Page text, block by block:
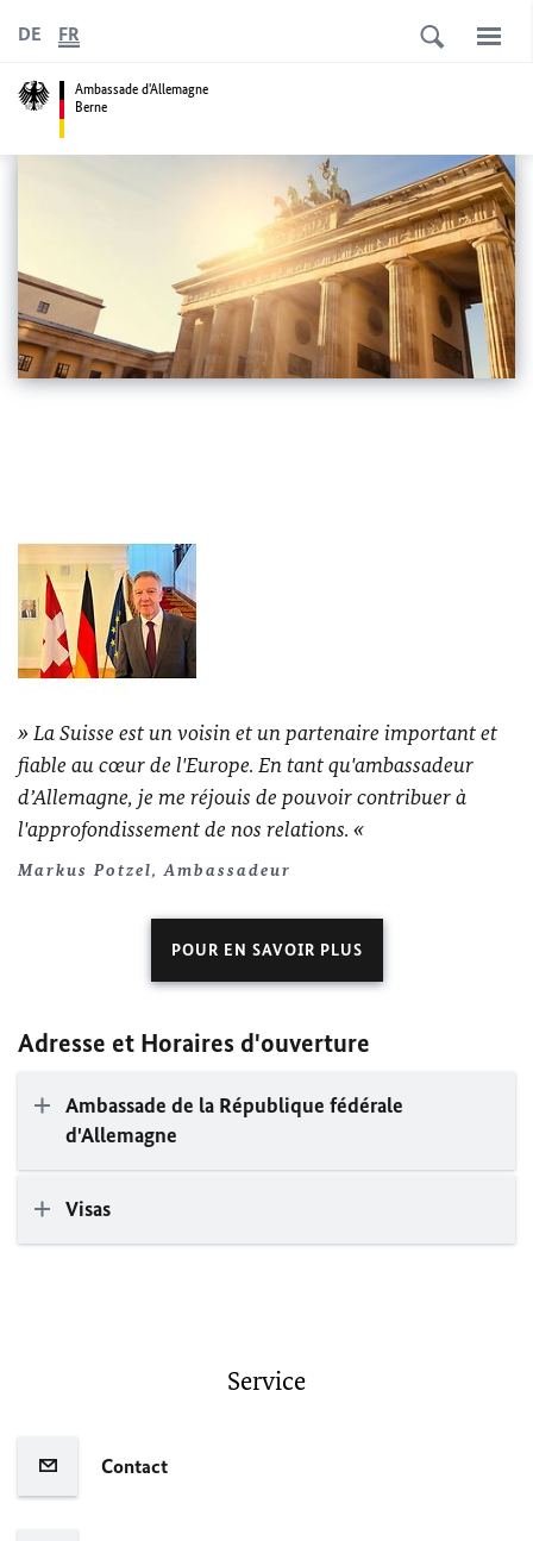
Ambassade d'Allemagne
Berne
DE FR
La Suisse est un voisin et un partenaire important et
fiable au cœur de l'Europe. En tant qu'ambassadeur
d’Allemagne, je me réjouis de pouvoir contribuer à
l'approfondissement de nos relations.
Markus Potzel, Ambassadeur
POUR EN SAVOIR PLUS
Adresse et Horaires d'ouverture
Ambassade de la République fédérale
d'Allemagne
Visas
Service
Contact